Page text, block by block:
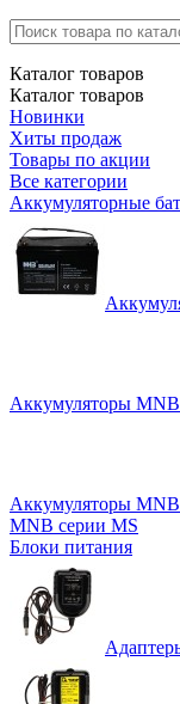
Каталог товаров
Каталог товаров
Новинки
Хиты продаж
Товары по акции
Все категории
Аккумуляторные
Аккумуляторы
Аккумуляторы
MNB серии MS
Блоки питания